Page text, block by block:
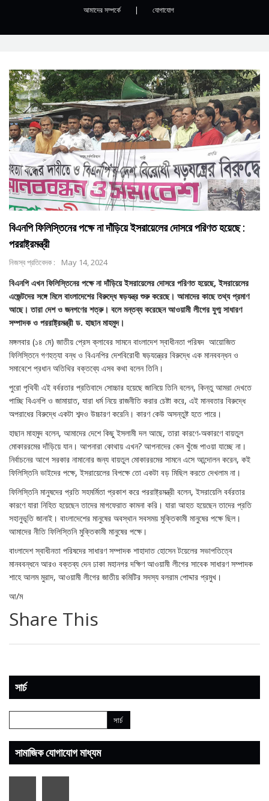
আমাদের সম্পর্কে | যোগাযোগ
বিএনপি ফিলিস্তিনের পক্ষে না দাঁড়িয়ে ইসরায়েলের দোসরে পরিণত হয়েছে :
পররাষ্ট্রমন্ত্রী
নিজস্ব প্রতিবেদক : May 14, 2024
বিএনপি এখন ফিলিস্তিনের পক্ষে না দাঁড়িয়ে ইসরায়েলের দোসরে পরিণত হয়েছে, ইসরায়েলের
এজেন্টদের সঙ্গে মিলে বাংলাদেশের বিরুদ্ধে ষড়যন্ত্র শুরু করেছে। আমাদের কাছে তথ্য প্রমাণ
আছে। তারা দেশ ও জনগণের শত্রু। বলে মন্তব্য করেছেন আওয়ামী লীগের যুগ্ম সাধারণ
সম্পাদক ও পররাষ্ট্রমন্ত্রী ড. হাছান মাহমুদ।
মঙ্গলবার (১৪ মে) জাতীয় প্রেস ক্লাবের সামনে বাংলাদেশ স্বাধীনতা পরিষদ আয়োজিত
ফিলিস্তিনে গণহত্যা বন্ধ ও বিএনপির দেশবিরোধী ষড়যন্ত্রের বিরুদ্ধে এক মানববন্ধন ও
সমাবেশে প্রধান অতিথির বক্তব্যে এসব কথা বলেন তিনি।
পুরো পৃথিবী এই বর্বরতার প্রতিবাদে সোচ্চার হয়েছে জানিয়ে তিনি বলেন, কিন্তু আমরা দেখতে
পাচ্ছি বিএনপি ও জামায়াত, যারা ধর্ম নিয়ে রাজনীতি করার চেষ্টা করে, এই মানবতার বিরুদ্ধে
অপরাধের বিরুদ্ধে একটা শব্দও উচ্চারণ করেনি। কারণ কেউ অসন্তুষ্ট হতে পারে।
হাছান মাহমুদ বলেন, আমাদের দেশে কিছু ইসলামী দল আছে, তারা কারণে-অকারণে বায়তুল
মোকাররমের দাঁড়িয়ে যান। আপনারা কোথায় এখন? আপনাদের কেন খুঁজে পাওয়া যাচ্ছে না।
নির্বাচনের আগে সরকার নামানোর জন্য বায়তুল মোকাররমের সামনে এসে আন্দোলন করেন, কই
ফিলিস্তিনি ভাইদের পক্ষে, ইসরায়েলের বিপক্ষে তো একটা বড় মিছিল করতে দেখলাম না।
ফিলিস্তিনি মানুষদের প্রতি সহমর্মিতা প্রকাশ করে পররাষ্ট্রমন্ত্রী বলেন, ইসরায়েলি বর্বরতার
কারণে যারা নিহিত হয়েছেন তাদের মাগফেরাত কামনা করি। যারা আহত হয়েছেন তাদের প্রতি
সহানুভূতি জানাই। বাংলাদেশের মানুষের অবস্থান সবসময় মুক্তিকামী মানুষের পক্ষে ছিল।
আমাদের নীতি ফিলিস্তিনি মুক্তিকামী মানুষের পক্ষে।
বাংলাদেশ স্বাধীনতা পরিষদের সাধারণ সম্পাদক শাহাদাত হোসেন টয়েলের সভাপতিত্বে
মানববন্ধনে আরও বক্তব্য দেন ঢাকা মহানগর দক্ষিণ আওয়ামী লীগের সাবেক সাধারণ সম্পাদক
শাহে আলম মুরাদ, আওয়ামী লীগের জাতীয় কমিটির সদস্য বলরাম পোদ্দার প্রমুখ।
আ/ম
Share This
সার্চ
সামাজিক যোগাযোগ মাধ্যম